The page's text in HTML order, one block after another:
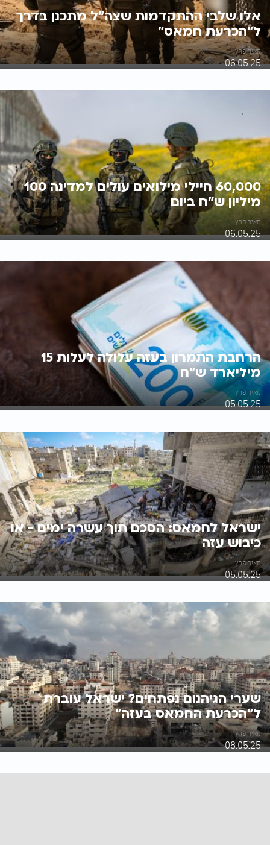
אלו שלבי ההתקדמות שצה"ל מתכנן בדרך
ל"הכרעת חמאס"
מאיר פרץ
06.05.25
60,000 חיילי מילואים עולים למדינה 100
מיליון ש"ח ביום
מאיר פרץ
06.05.25
הרחבת התמרון בעזה עלולה לעלות 15
מיליארד ש"ח
מאיר פרץ
05.05.25
ישראל לחמאס: הסכם תוך עשרה ימים - או
כיבוש עזה
מאיר פרץ
05.05.25
שערי הגיהנום נפתחים? ישראל עוברת
ל"הכרעת החמאס בעזה"
מאיר פרץ
08.05.25